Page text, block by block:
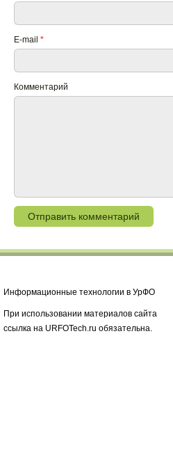
E-mail *
Комментарий
Информационные технологии в УрФО
При использовании материалов сайта
ссылка на URFOTech.ru обязательна.